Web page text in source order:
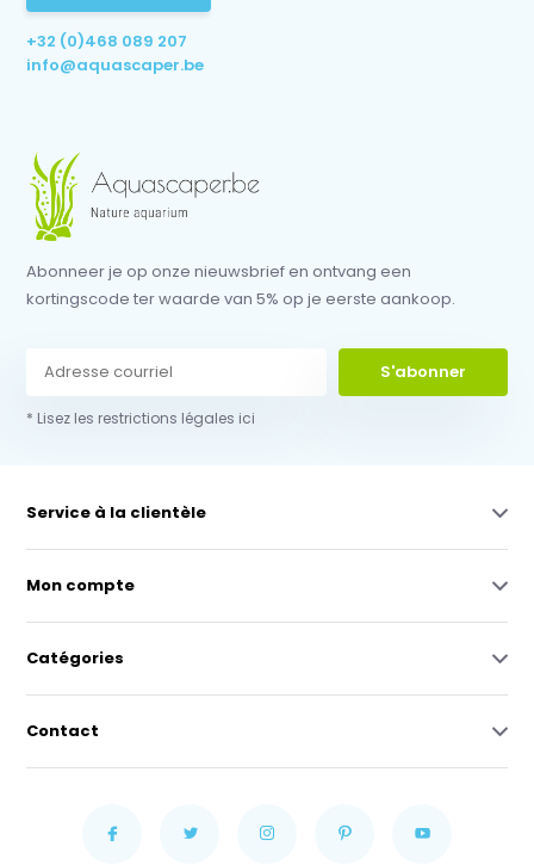
+32 (0)468 089 207
info@aquascaper.be
Abonneer je op onze nieuwsbrief en ontvang een
kortingscode ter waarde van 5% op je eerste aankoop.
S'abonner
* Lisez les restrictions légales ici
Service à la clientèle
Mon compte
Catégories
Contact